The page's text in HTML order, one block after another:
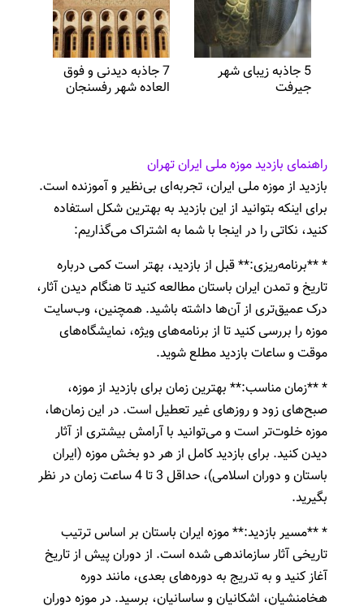
5 جاذبه زیبای شهر
جیرفت
7 جاذبه دیدنی و فوق
العاده شهر رفسنجان
راهنمای بازدید موزه ملی ایران تهران
بازدید از موزه ملی ایران، تجربه‌ای بی‌نظیر و آموزنده است.
برای اینکه بتوانید از این بازدید به بهترین شکل استفاده
کنید، نکاتی را در اینجا با شما به اشتراک می‌گذاریم:
* **برنامه‌ریزی:** قبل از بازدید، بهتر است کمی درباره
تاریخ و تمدن ایران باستان مطالعه کنید تا هنگام دیدن آثار،
درک عمیق‌تری از آن‌ها داشته باشید. همچنین، وب‌سایت
موزه را بررسی کنید تا از برنامه‌های ویژه، نمایشگاه‌های
موقت و ساعات بازدید مطلع شوید.
* **زمان مناسب:** بهترین زمان برای بازدید از موزه،
صبح‌های زود و روزهای غیر تعطیل است. در این زمان‌ها،
موزه خلوت‌تر است و می‌توانید با آرامش بیشتری از آثار
دیدن کنید. برای بازدید کامل از هر دو بخش موزه (ایران
باستان و دوران اسلامی)، حداقل 3 تا 4 ساعت زمان در نظر
بگیرید.
* **مسیر بازدید:** موزه ایران باستان بر اساس ترتیب
تاریخی آثار سازماندهی شده است. از دوران پیش از تاریخ
آغاز کنید و به تدریج به دوره‌های بعدی، مانند دوره
هخامنشیان، اشکانیان و ساسانیان، برسید. در موزه دوران